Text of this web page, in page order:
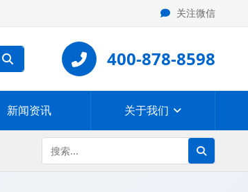
关注微信
400-878-8598
新闻资讯 关于我们